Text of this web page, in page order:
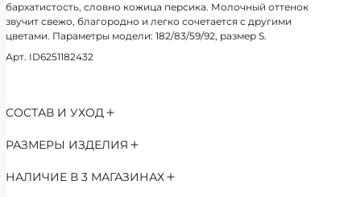
бархатистость, словно кожица персика. Молочный оттенок
звучит свежо, благородно и легко сочетается с другими
цветами. Параметры модели: 182/83/59/92, размер S.
Арт. ID6251182432
СОСТАВ И УХОД
РАЗМЕРЫ ИЗДЕЛИЯ
НАЛИЧИЕ В 3 МАГАЗИНАХ